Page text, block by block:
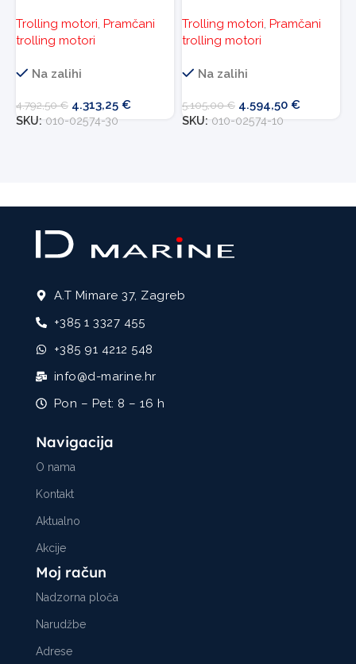
Trolling motori, Pramčani
trolling motori
Na zalihi
4.792,50€ 4.313,25 €
SKU: 010-02574-30
Trolling motori, Pramčani
trolling motori
Na zalihi
5.105,00€ 4.594,50 €
SKU: 010-02574-10
A.T Mimare 37, Zagreb
+385 1 3327 455
+385 91 4212 548
info@d-marine.hr
Pon – Pet: 8 – 16 h
Navigacija
O nama
Kontakt
Aktualno
Akcije
Moj račun
Nadzorna ploča
Narudžbe
Adrese